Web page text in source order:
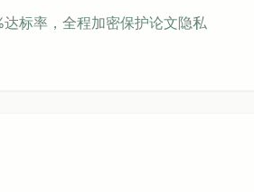
标率，全程加密保护论文隐私